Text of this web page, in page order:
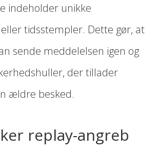
indeholder unikke
tidsstempler. Dette gør, at
sende meddelelsen igen og
der tillader
ældre besked.
replay-angreb